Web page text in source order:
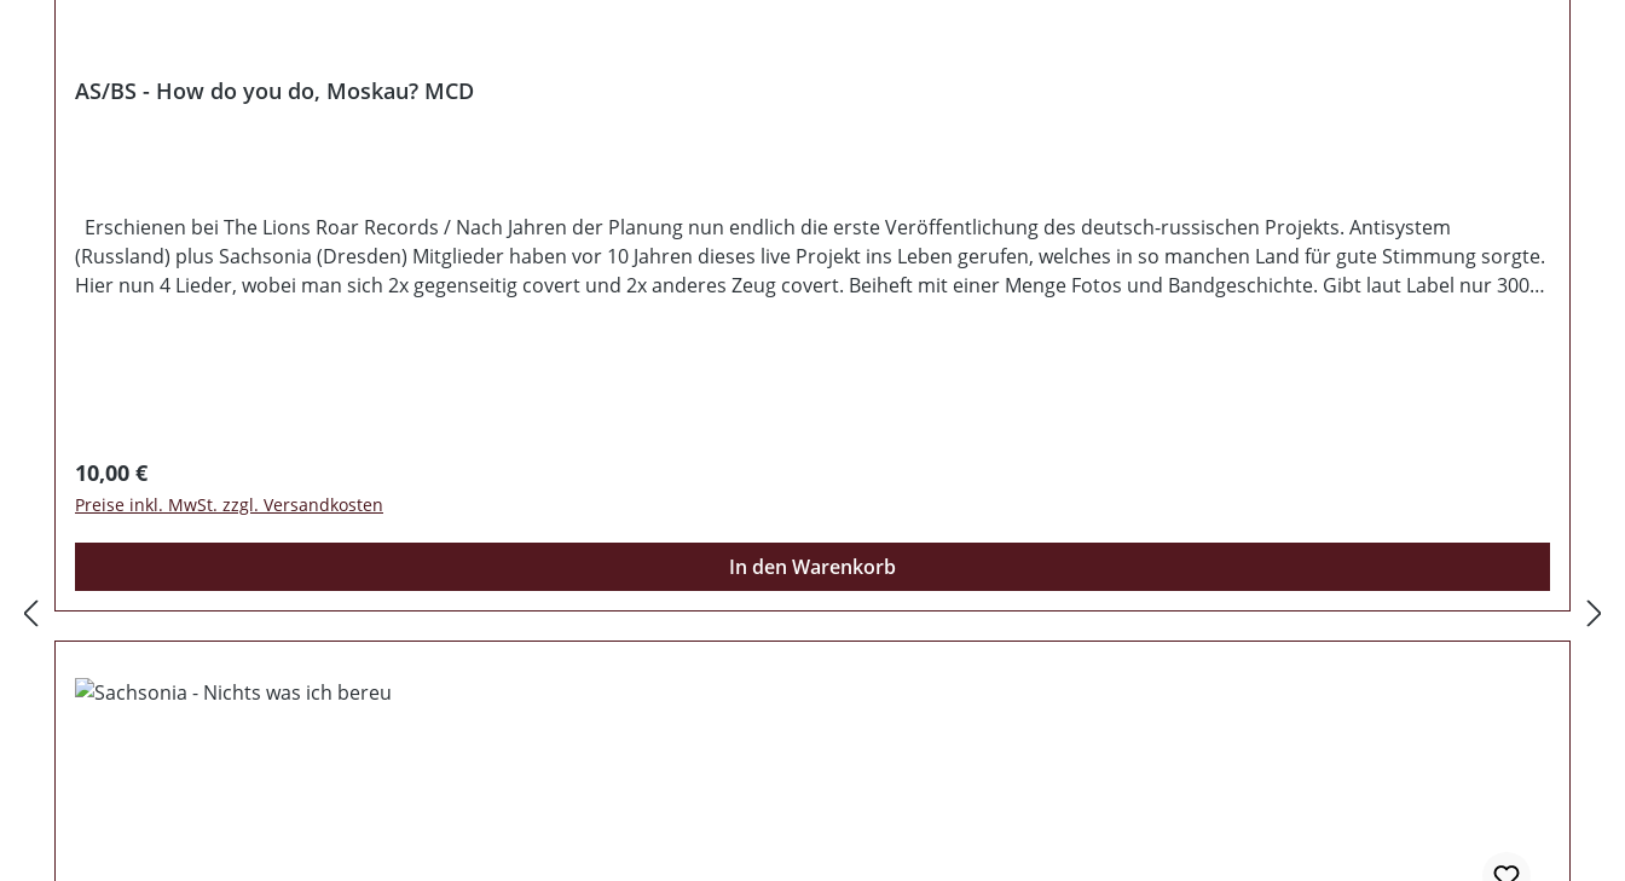
AS/BS - How do you do, Moskau? MCD
Erschienen bei The Lions Roar Records / Nach Jahren der Planung nun endlich die erste Veröffentlichung des deutsch-russischen Projekts. Antisystem
(Russland) plus Sachsonia (Dresden) Mitglieder haben vor 10 Jahren dieses live Projekt ins Leben gerufen, welches in so manchen Land für gute Stimmung sorgte.
Hier nun 4 Lieder, wobei man sich 2x gegenseitig covert und 2x anderes Zeug covert. Beiheft mit einer Menge Fotos und Bandgeschichte. Gibt laut Label nur 300
Regulärer Preis:
10,00 €
Preise inkl. MwSt. zzgl. Versandkosten
In den Warenkorb